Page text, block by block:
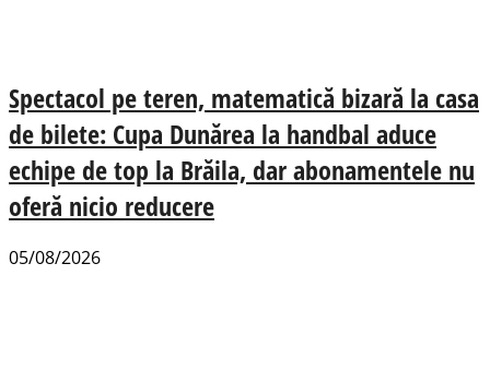
Spectacol pe teren, matematică bizară la casa
de bilete: Cupa Dunărea la handbal aduce
echipe de top la Brăila, dar abonamentele nu
oferă nicio reducere
05/08/2026